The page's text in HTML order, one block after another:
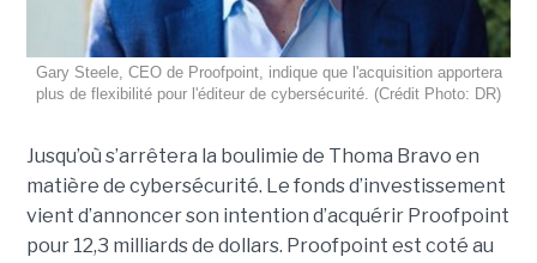
Gary Steele, CEO de Proofpoint, indique que l'acquisition apportera
plus de flexibilité pour l'éditeur de cybersécurité. (Crédit Photo: DR)
Jusqu’où s’arrêtera la boulimie de Thoma Bravo en
matière de cybersécurité. Le fonds d’investissement
vient d’annoncer son intention d’acquérir Proofpoint
pour 12,3 milliards de dollars. Proofpoint est coté au